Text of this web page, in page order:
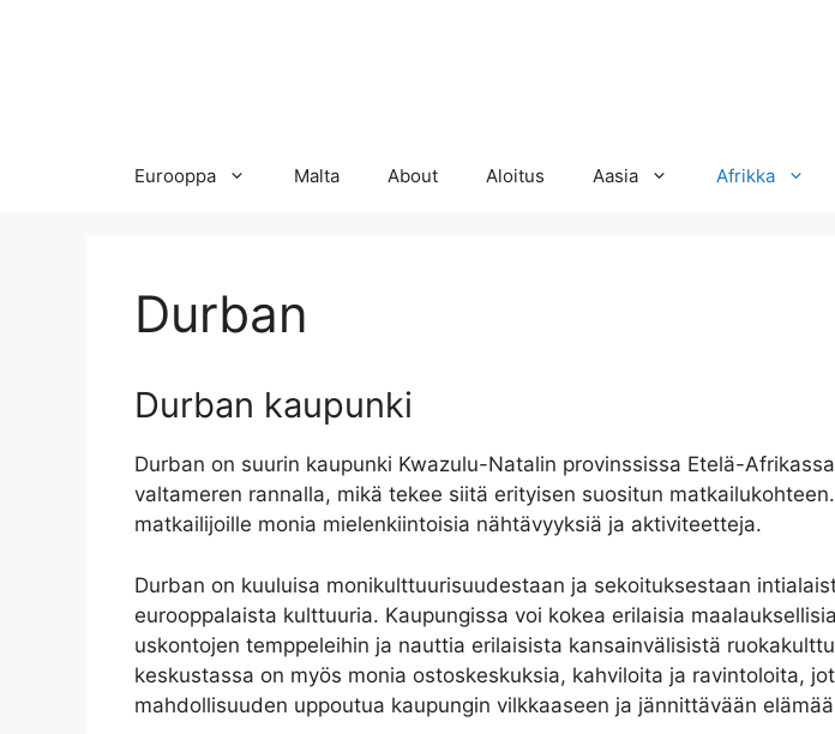
Eurooppa Malta About Aloitus Aasia Afrikka
Durban
Durban kaupunki
Durban on suurin kaupunki Kwazulu-Natalin provinssissa Etelä-
valtameren rannalla, mikä tekee siitä erityisen suositun
matkailijoille monia mielenkiintoisia nähtävyyksiä ja aktiviteetteja.
Durban on kuuluisa monikulttuurisuudestaan ja sekoituksestaan
eurooppalaista kulttuuria. Kaupungissa voi kokea erilaisia
uskontojen temppeleihin ja nauttia erilaisista kansainvälisistä
keskustassa on myös monia ostoskeskuksia, kahviloita ja ravintoloita,
mahdollisuuden uppoutua kaupungin vilkkaaseen ja jännittävään